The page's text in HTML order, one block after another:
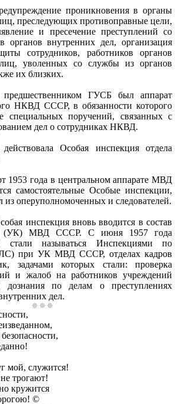
проникновения в органы
преследующих противоправные цели,
и пресечение преступлений со
органов внутренних дел, организация
сотрудников, работников органов
уволенных со службы из органов
их близких.
ГУСБ был аппарат
НКВД СССР, в обязанности которого
специальных поручений, связанных с
дел о сотрудниках НКВД.
Особая инспекция отдела
1953 года в центральном аппарате МВД
самостоятельные Особые инспекции,
из оперуполномоченных и следователей.
инспекция вновь вводится в состав
(УК) МВД СССР. С июня 1957 года
стали называться Инспекциями по
при УК МВД СССР, отделах кадров
задачами которых стали: проверка
и жалоб на работников учреждений
дознания по делам о преступлениях
дел.
мой, служится!
трогают!
кружится
©